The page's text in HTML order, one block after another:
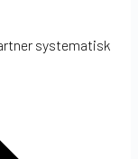
systematisk